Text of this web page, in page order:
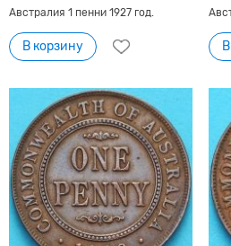
Австралия 1 пенни 1927 год.
В корзину